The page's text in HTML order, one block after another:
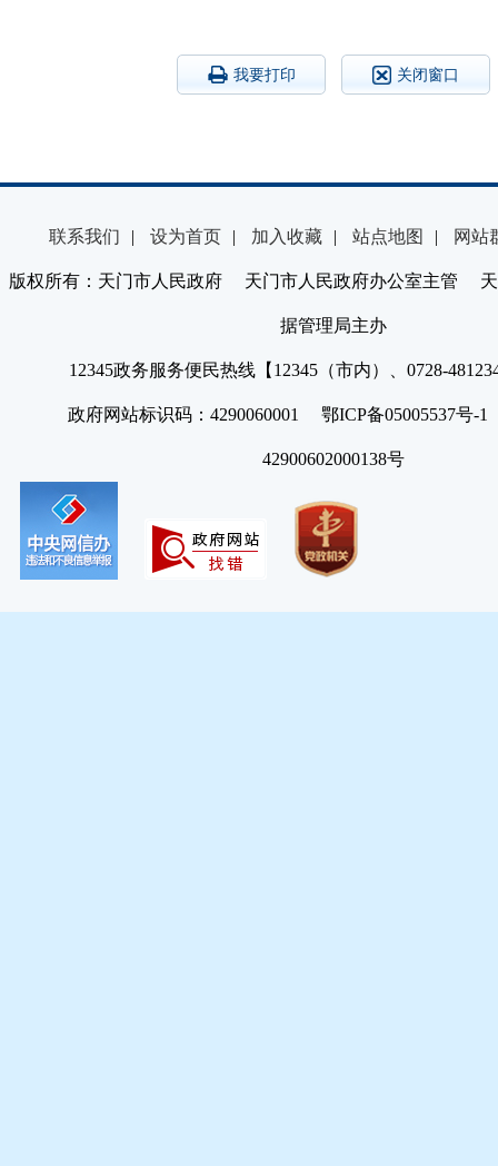
我要打印 关闭窗口
联系我们 | 设为首页 | 加入收藏 | 站点地图 | 网站
版权所有：天门市人民政府 天门市人民政府办公室主管 天
据管理局主办
12345政务服务便民热线【12345（市内）、0728-
政府网站标识码：4290060001 鄂ICP备05005537号
42900602000138号